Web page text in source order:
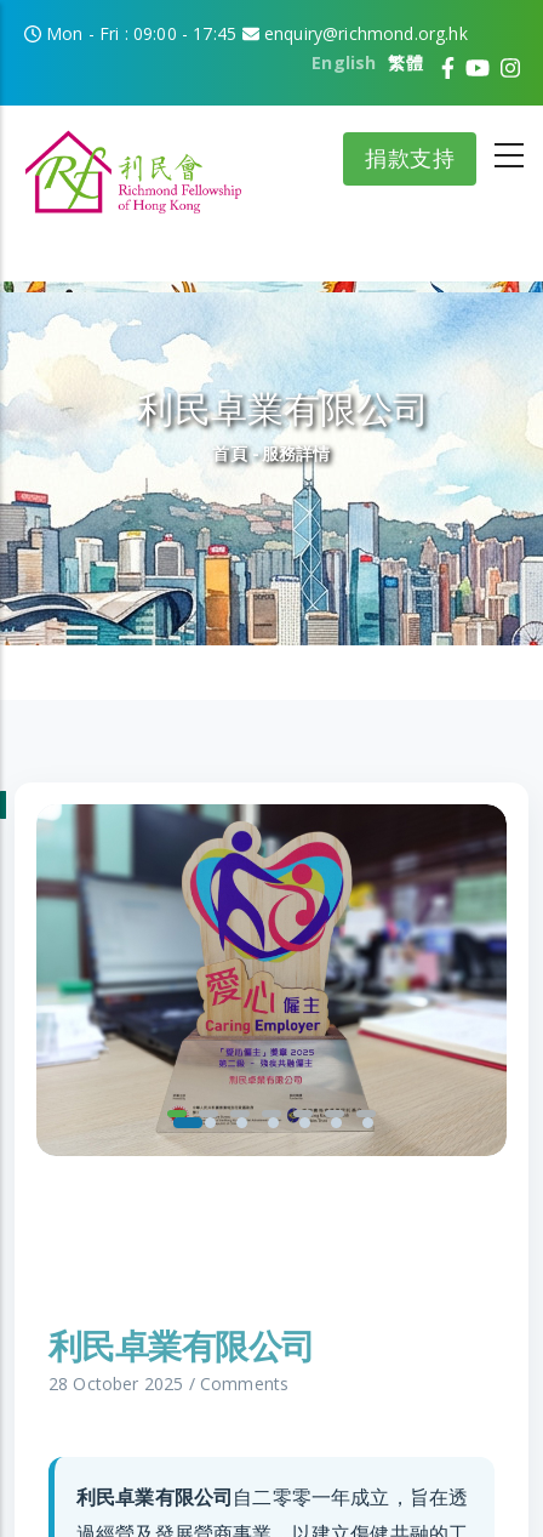
Mon - Fri : 09:00 - 17:45
enquiry@richmond.org.hk
繁體
English
捐款支持
利民卓業有限公司
導航連結
首頁 -服務詳情
利民卓業有限公司
28 October 2025 / Comments
利民卓業有限公司自二零零一年成立，旨在透